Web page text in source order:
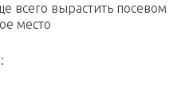
вырастить посевом
место